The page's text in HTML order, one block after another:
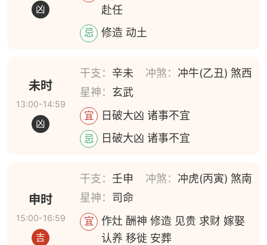
凶
赴任
忌 修造 动土
未时
13:00-14:59
凶
干支： 辛未 冲煞： 冲牛(乙丑) 煞西
星神： 玄武
宜 日破大凶 诸事不宜
忌 日破大凶 诸事不宜
申时
15:00-16:59
吉
干支： 壬申 冲煞： 冲虎(丙寅) 煞南
星神： 司命
宜
作灶 酬神 修造 见贵 求财 嫁娶
认养 移徙 安葬